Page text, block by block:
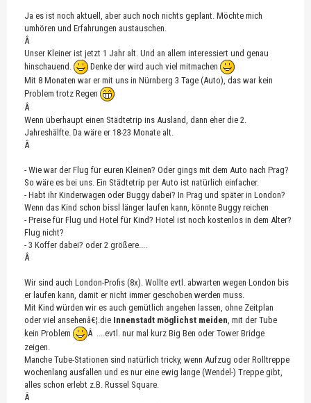
Ja es ist noch aktuell, aber auch noch nichts geplant. Möchte mich
umhören und Erfahrungen austauschen.
Â
Unser Kleiner ist jetzt 1 Jahr alt. Und an allem interessiert und genau
hinschauend.
Denke der wird auch viel mitmachen
Mit 8 Monaten war er mit uns in Nürnberg 3 Tage (Auto), das war kein
Problem trotz Regen
Â
Wenn überhaupt einen Städtetrip ins Ausland, dann eher die 2.
Jahreshälfte. Da wäre er 18-23 Monate alt.
Â
- Wie war der Flug für euren Kleinen? Oder gings mit dem Auto nach Prag?
So wäre es bei uns. Ein Städtetrip per Auto ist natürlich einfacher.
- Habt ihr Kinderwagen oder Buggy dabei? In Prag und später in London?
Wenn das Kind schon bissl länger laufen kann, könnte Buggy reichen
- Preise für Flug und Hotel für Kind? Hotel ist noch kostenlos in dem Alter?
Flug nicht?
- 3 Koffer dabei? oder 2 größere....
Â
Wir sind auch London-Profis (8x). Wollte evtl. abwarten wegen London bis
er laufen kann, damit er nicht immer geschoben werden muss.
Mit Kind würden wir es auch gemütlich angehen lassen, ohne Zeitplan
oder viel ansehenâ€¦.die Innenstadt möglichst meiden, mit der Tube
kein Problem
Â ....evtl. nur mal kurz Big Ben oder Tower Bridge
zeigen.
Manche Tube-Stationen sind natürlich tricky, wenn Aufzug oder Rolltreppe
wochenlang ausfallen und es nur eine ewig lange (Wendel-) Treppe gibt,
alles schon erlebt z.B. Russel Square.
Â